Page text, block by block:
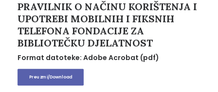
PRAVILNIK O NAČINU KORIŠTENJA I
UPOTREBI MOBILNIH I FIKSNIH
TELEFONA FONDACIJE ZA
BIBLIOTEČKU DJELATNOST
Format datoteke: Adobe Acrobat (pdf)
Preuzmi/Download